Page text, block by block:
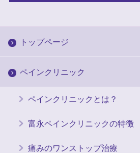
トップページ
ペインクリニック
ペインクリニックとは？
富永ペインクリニックの特徴
痛みのワンストップ治療